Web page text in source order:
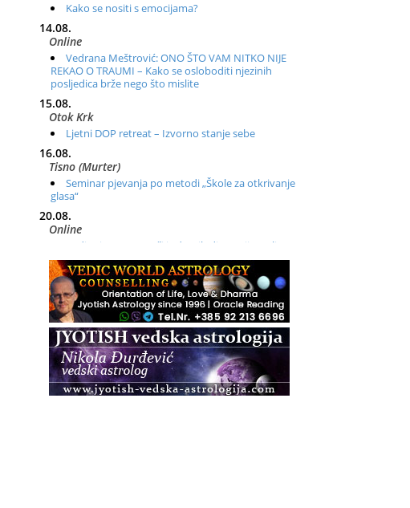
Kako se nositi s emocijama?
14.08.
Online
Vedrana Meštrović: ONO ŠTO VAM NITKO NIJE
REKAO O TRAUMI – Kako se osloboditi njezinih
posljedica brže nego što mislite
15.08.
Otok Krk
Ljetni DOP retreat – Izvorno stanje sebe
16.08.
Tisno (Murter)
Seminar pjevanja po metodi „Škole za otkrivanje
glasa“
20.08.
Online
Radionica: Pomagači iz drugih dimenzija Online –
otvoreno za sve
21.08.
Zagreb+Online
Osnovni ThetaHealing® tečaj, Zagreb i Online
22.08.
Pula
Access BARS®, otpusti stres
23.08.
Pula